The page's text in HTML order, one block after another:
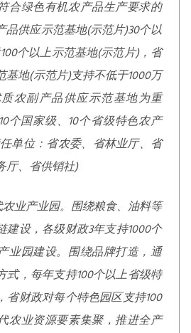
合绿色有机农产品生产要求的
品供应示范基地(示范片)30个以
个以上示范基地(示范片)，省
基地(示范片)支持不低于1000万
农副产品供应示范基地为重
个国家级、10个省级特色农产
单位：省农委、省林业厅、省
厅、省供销社)
业产业园。围绕粮食、油料等
建设，各级财政3年支持1000个
业园建设。围绕品牌打造，通
式，每年支持100个以上省级特
省财政对每个特色园区支持100
农业资源要素集聚，推进全产